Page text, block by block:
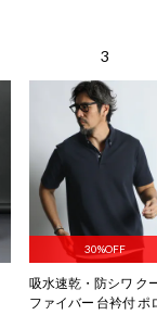
30%OFF
吸水速乾・防シワ ク
ファイバー 台衿付 ポ